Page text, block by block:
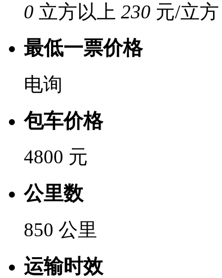
0 立方以上 230 元/立方
最低一票价格
电询
包车价格
4800 元
公里数
850 公里
运输时效